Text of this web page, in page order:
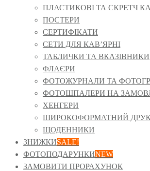
ПЛАСТИКОВІ ТА СКРЕТЧ
ПОСТЕРИ
СЕРТИФІКАТИ
СЕТИ ДЛЯ КАВ’ЯРНІ
ТАБЛИЧКИ ТА ВКАЗІВНИКИ
ФЛАЄРИ
ФОТОЖУРНАЛИ ТА
ФОТОШПАЛЕРИ НА
ХЕНГЕРИ
ШИРОКОФОРМАТНИЙ ДРУК
ЩОДЕННИКИ
ЗНИЖКИSALE!
ФОТОПОДАРУНКИNEW
ЗАМОВИТИ ПРОРАХУНОК